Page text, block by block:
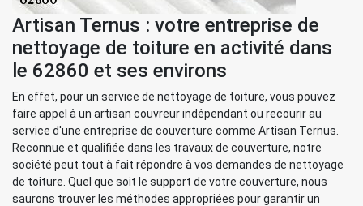
Artisan Ternus : votre entreprise de
nettoyage de toiture en activité dans
le 62860 et ses environs
En effet, pour un service de nettoyage de toiture, vous pouvez
faire appel à un artisan couvreur indépendant ou recourir au
service d'une entreprise de couverture comme Artisan Ternus.
Reconnue et qualifiée dans les travaux de couverture, notre
société peut tout à fait répondre à vos demandes de nettoyage
de toiture. Quel que soit le support de votre couverture, nous
saurons trouver les méthodes appropriées pour garantir un